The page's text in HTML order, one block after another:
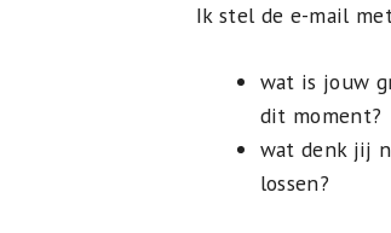
Ik stel de e-mail
wat is jouw
dit moment?
wat denk jij
lossen?